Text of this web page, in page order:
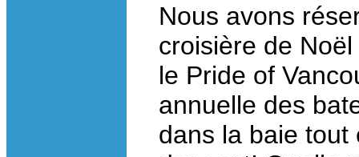
Nous avons
croisière de
le Pride of
annuelle des
dans la baie